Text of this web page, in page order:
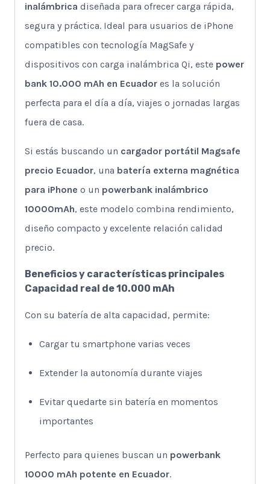
inalámbrica diseñada para ofrecer carga rápida,
segura y práctica. Ideal para usuarios de iPhone
compatibles con tecnología MagSafe y
dispositivos con carga inalámbrica Qi, este power
bank 10.000 mAh en Ecuador es la solución
perfecta para el día a día, viajes o jornadas largas
fuera de casa.
Si estás buscando un cargador portátil Magsafe
precio Ecuador, una batería externa magnética
para iPhone o un powerbank inalámbrico
10000mAh, este modelo combina rendimiento,
diseño compacto y excelente relación calidad
precio.
Beneficios y características principales
Capacidad real de 10.000 mAh
Con su batería de alta capacidad, permite:
Cargar tu smartphone varias veces
Extender la autonomía durante viajes
Evitar quedarte sin batería en momentos
importantes
Perfecto para quienes buscan un powerbank
10000 mAh potente en Ecuador.